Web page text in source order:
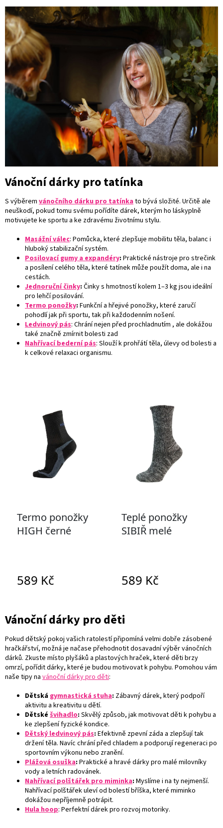
Vánoční dárky pro tatínka
S výběrem vánočního dárku pro tatínkato bývá složité. Určitě ale
neuškodí, pokud tomu svému pořídíte dárek, kterým ho láskyplně
motivujete ke sportu a ke zdravému životnímu stylu.
Masážní válec: Pomůcka, které zlepšuje mobilitu těla, balanc i
hluboký stabilizační systém.
Posilovací gumy a expandéry: Praktické nástroje pro strečink
a posílení celého těla, které tatínek může použít doma, ale i na
cestách.
Jednoruční činky: Činky s hmotností kolem 1–3 kg jsou ideální
pro lehčí posilování.
Termo ponožky: Funkční a hřejivé ponožky, které zaručí
pohodlí jak při sportu, tak při každodenním nošení.
Ledvinový pás: Chrání nejen před prochladnutím , ale dokážou
také značně zmírnit bolesti zad
Nahřívací bederní pás: Slouží k prohřátí těla, úlevy od bolesti a
k celkové relaxaci organismu.
Vánoční dárky pro děti
Pokud dětský pokoj vašich ratolestí připomíná velmi dobře zásobené
hračkářství, možná je načase přehodnotit dosavadní výběr vánočních
dárků. Zkuste místo plyšáků a plastových hraček, které děti brzy
omrzí, pořídit dárky, které je budou motivovat k pohybu. Pomohou vám
naše tipy na vánoční dárky pro děti:
Dětská gymnastická stuha: Zábavný dárek, který podpoří
aktivitu a kreativitu u dětí.
Dětské švihadlo: Skvělý způsob, jak motivovat děti k pohybu a
ke zlepšení fyzické kondice.
Dětský ledvinový pás: Efektivně zpevní záda a zlepšují tak
držení těla. Navíc chrání před chladem a podporují regeneraci po
sportovním výkonu nebo zranění.
Plážová osuška: Praktické a hravé dárky pro malé milovníky
vody a letních radovánek.
Nahřívací polštářek pro miminka: Myslíme i na ty nejmenší.
Nahřívací polštářek uleví od bolestí bříška, které miminko
dokážou nepříjemně potrápit.
Hula hoop: Perfektní dárek pro rozvoj motoriky.